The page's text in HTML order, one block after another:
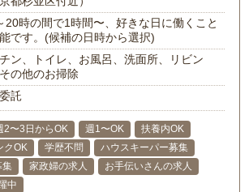
20時の間で1時間〜、好きな日に働くこと
です。(候補の日時から選択)
ン、トイレ、お風呂、洗面所、リビン
の他のお掃除
託
2〜3日からOK 週1〜OK
扶養内OK
クOK 学歴不問
ハウスキーパー募集
集
家政婦の求人
お手伝いさんの求人
中